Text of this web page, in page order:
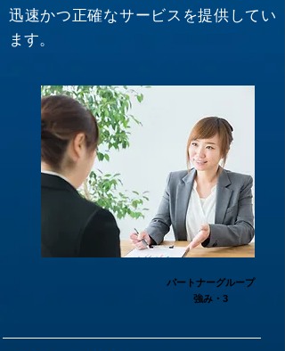
迅速かつ正確なサービスを提供してい
ます。
パートナーグループ
強み・3